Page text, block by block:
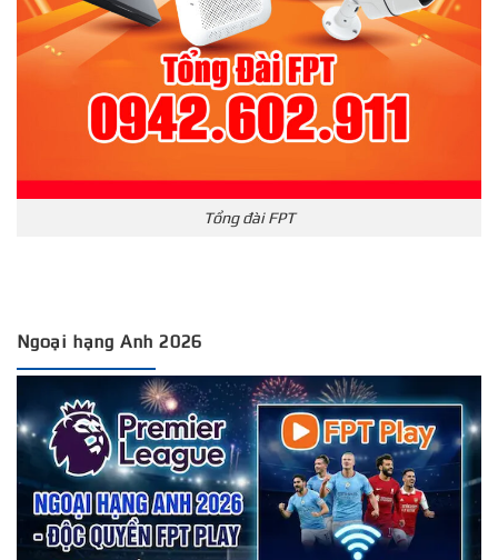
Tổng đài FPT
Ngoại hạng Anh 2026